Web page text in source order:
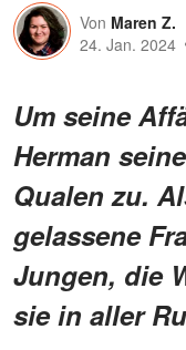
Von Maren Z.
24. Jan. 2024
Um seine
Herman
Qualen zu.
gelassene
Jungen, die
sie in aller